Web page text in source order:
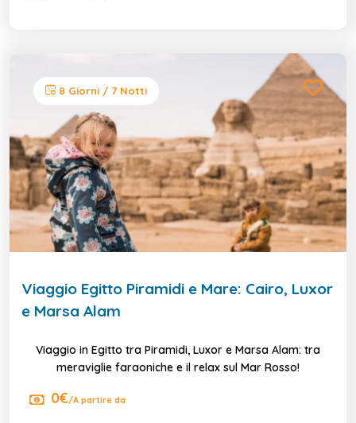
8 Giorni / 7 Notti
Viaggio Egitto Piramidi e Mare: Cairo, Luxor
e Marsa Alam
Viaggio in Egitto tra Piramidi, Luxor e Marsa Alam: tra
meraviglie faraoniche e il relax sul Mar Rosso!
0€/A partire da